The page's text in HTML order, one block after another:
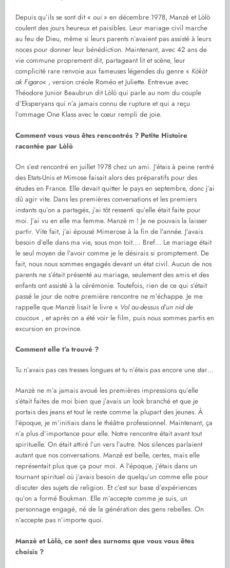
Depuis qu’ils se sont dit « oui» en décembre 1978, Manzè et Lòlò
coulent des jours heureux et paisibles. Leur mariage civil marche
au feu de Dieu, même si leurs parents n’avaient pas assisté à leurs
noces pour donner leur bénédiction. Maintenant, avec 42 ans de
vie commune proprement dit, partageant lit et scène, leur
complicité rare renvoie aux fameuses légendes du genre « Kòkòt
ak Figaro« , version créole Roméo et Juliette. Entrevue avec
Théodore Junior Beaubrun dit Lòlò qui parle au nom du couple
d’Eksperyans qui n’a jamais connu de rupture et qui a reçu
l’ommage One Klass avec le cœur rempli de joie.
Comment vous vous êtes rencontrés ? Petite Histoire
racontée par Lòlò
On s’est rencontré en juillet 1978 chez un ami. J’étais à peine rentré
des Etats-Unis et Mimose faisait alors des préparatifs pour des
études en France. Elle devait quitter le pays en septembre, donc j’ai
dû agir vite. Dans les premières conversations et les premiers
instants qu’on a partagés, j’ai tôt ressenti qu’elle était faite pour
moi. J’ai vu en elle ma femme. Manzè m ! Je ne pouvais la laisser
partir. Vite fait, j’ai épousé Mimerose à la fin de l’année. J’avais
besoin d’elle dans ma vie, sous mon toit…. Bref… Le mariage était
le seul moyen de l’avoir comme je le désirais si promptement. De
fait, nous nous sommes engagés devant un état civil. Aucun de nos
parents ne s’était présenté au mariage, seulement des amis et des
enfants ont assisté à la cérémonie. Toutefois, rien de ce qui s’était
passé le jour de notre première rencontre ne m’échappe. Je me
rappelle que Manzè lisait le livre « Vol au-dessus d’un nid de
coucou« , et après on a été voir le film, puis nous sommes partis en
excursion en province.
Comment elle t’a trouvé ?
Tu n’avais pas ces tresses longues et tu n’étais pas encore une star…
Manzè ne m’a jamais avoué les premières impressions qu’elle
s’était faites de moi bien que j’avais un look branché et que je
portais des jeans et tout le reste comme la plupart des jeunes. À
l’époque, je m’initiais dans le théâtre professionnel. Maintenant, ça
n’a plus d’importance pour elle. Notre rencontre était avant tout
spirituelle. On était attiré l’un vers l’autre. Nos silences parlaient
autant que nos conversations. Manzè est belle, certes, mais elle
représentait plus que ça pour moi. A l’époque, j’étais dans un
tournant spirituel où j’avais besoin de quelqu’un comme elle pour
discuter des sujets de religion. Et c’est sur base d’expériences
qu’on a formé Boukman. Elle m’accepte comme je suis, un
personnage engagé, né de la génération des gens rebelles. On
n’accepte pas n’importe quoi.
Manzè et Lòlò, ce sont des surnoms que vous vous êtes
choisis ?